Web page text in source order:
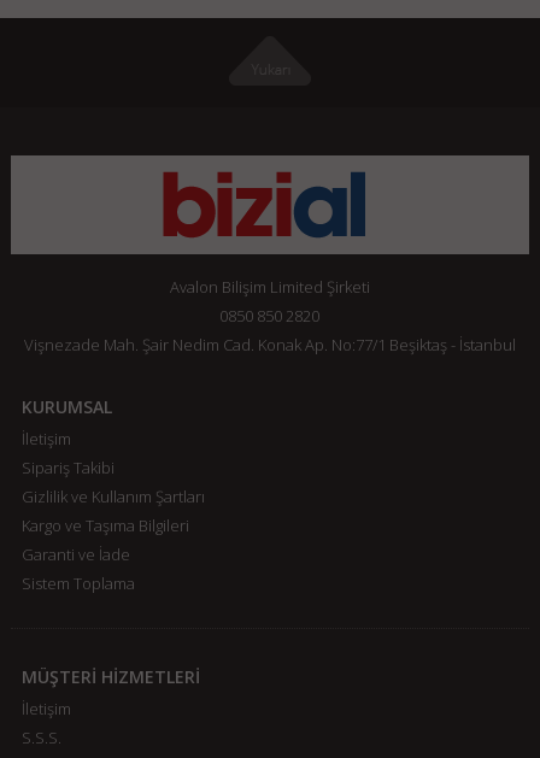
Avalon Bilişim Limited Şirketi
0850 850 2820
Vişnezade Mah. Şair Nedim Cad. Konak Ap. No:77/1 Beşiktaş - İstanbul
KURUMSAL
İletişim
Sipariş Takibi
Gizlilik ve Kullanım Şartları
Kargo ve Taşıma Bilgileri
Garanti ve İade
Sistem Toplama
MÜŞTERİ HİZMETLERİ
İletişim
S.S.S.